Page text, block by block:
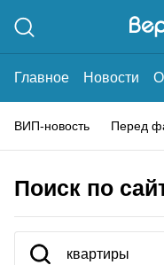
Главное Новости О
ВИП-новость Перед
Поиск по